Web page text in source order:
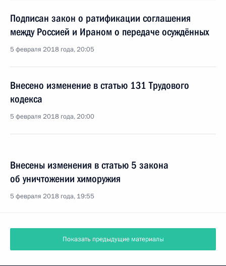
Подписан закон о ратификации соглашения
между Россией и Ираном о передаче осуждённых
5 февраля 2018 года, 20:05
Внесено изменение в статью 131 Трудового
кодекса
5 февраля 2018 года, 20:00
Внесены изменения в статью 5 закона
об уничтожении химоружия
5 февраля 2018 года, 19:55
Показать предыдущие материалы